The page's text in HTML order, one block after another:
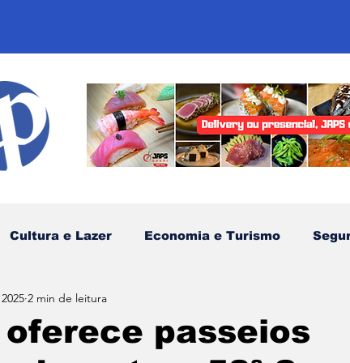
Cultura e Lazer Economia e Turismo
Comunidades Tradicionais
passeios
2 min de leitura